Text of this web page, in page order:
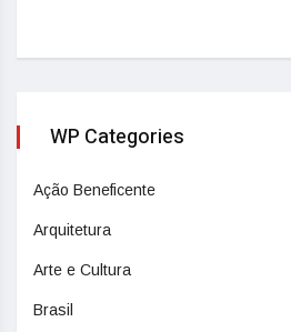
WP Categories
Ação Beneficente
Arquitetura
Arte e Cultura
Brasil